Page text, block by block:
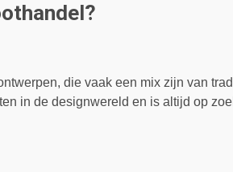
die vaak een mix zijn van
in de designwereld en is altijd op